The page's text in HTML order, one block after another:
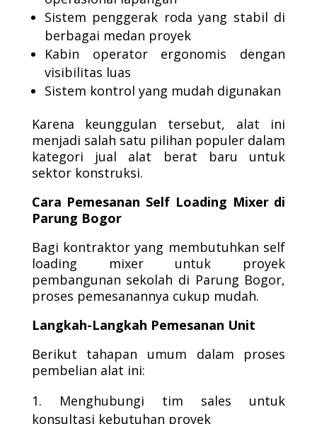
Sistem penggerak roda yang stabil di
berbagai medan proyek
Kabin operator ergonomis dengan
visibilitas luas
Sistem kontrol yang mudah digunakan
Karena keunggulan tersebut, alat ini
menjadi salah satu pilihan populer dalam
kategori jual alat berat baru untuk
sektor konstruksi.
Cara Pemesanan Self Loading Mixer di
Parung Bogor
Bagi kontraktor yang membutuhkan self
loading mixer untuk proyek
pembangunan sekolah di Parung Bogor,
proses pemesanannya cukup mudah.
Langkah-Langkah Pemesanan Unit
Berikut tahapan umum dalam proses
pembelian alat ini:
Menghubungi tim sales untuk
konsultasi kebutuhan proyek